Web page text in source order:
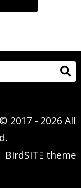
2017 - 2026 All
BirdSITE theme